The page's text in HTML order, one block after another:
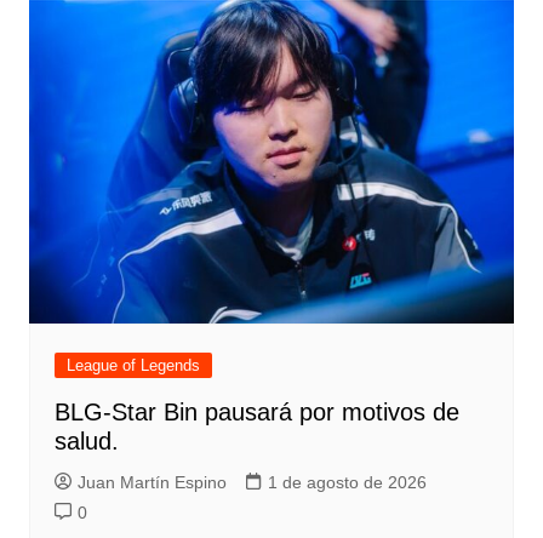
League of Legends
BLG-Star Bin pausará por motivos de
salud.
Juan Martín Espino
1 de agosto de 2026
0